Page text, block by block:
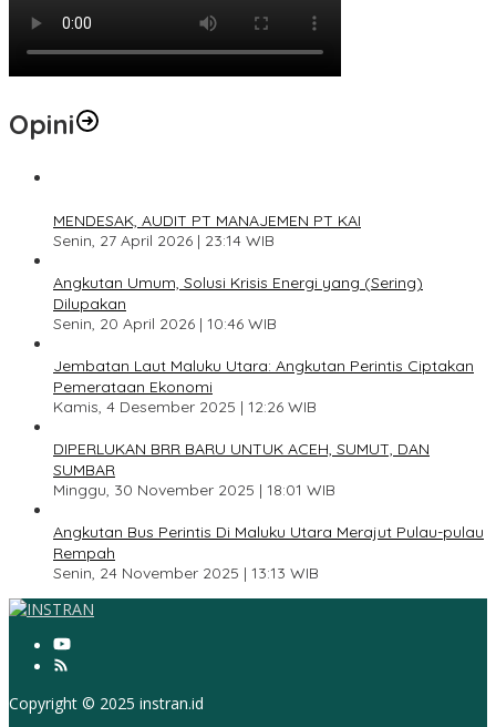
Opini
MENDESAK, AUDIT PT MANAJEMEN PT KAI
Senin, 27 April 2026 | 23:14 WIB
Angkutan Umum, Solusi Krisis Energi yang (Sering)
Dilupakan
Senin, 20 April 2026 | 10:46 WIB
Jembatan Laut Maluku Utara: Angkutan Perintis Ciptakan
Pemerataan Ekonomi
Kamis, 4 Desember 2025 | 12:26 WIB
DIPERLUKAN BRR BARU UNTUK ACEH, SUMUT, DAN
SUMBAR
Minggu, 30 November 2025 | 18:01 WIB
Angkutan Bus Perintis Di Maluku Utara Merajut Pulau-pulau
Rempah
Senin, 24 November 2025 | 13:13 WIB
Copyright © 2025 instran.id